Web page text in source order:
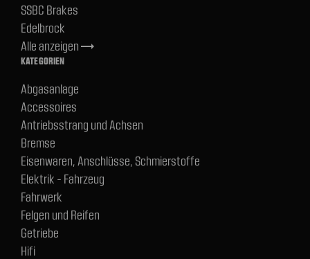
SSBC Brakes
Edelbrock
Alle anzeigentrending_flat
KATEGORIEN
Abgasanlage
Accessoires
Antriebsstrang und Achsen
Bremse
Eisenwaren, Anschlüsse, Schmierstoffe
Elektrik - Fahrzeug
Fahrwerk
Felgen und Reifen
Getriebe
Hifi